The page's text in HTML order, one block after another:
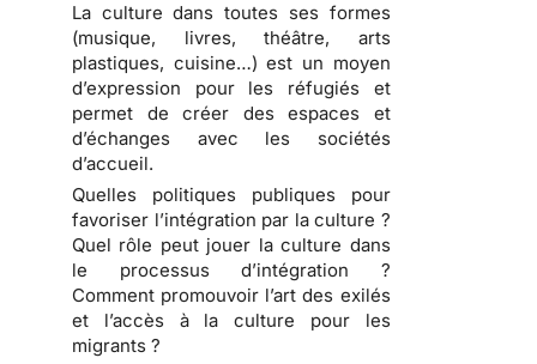
La culture dans toutes ses formes
(musique, livres, théâtre, arts
plastiques, cuisine…) est un moyen
d’expression pour les réfugiés et
permet de créer des espaces et
d’échanges avec les sociétés
d’accueil.
Quelles politiques publiques pour
favoriser l’intégration par la culture ?
Quel rôle peut jouer la culture dans
le processus d’intégration ?
Comment promouvoir l’art des exilés
et l’accès à la culture pour les
migrants ?